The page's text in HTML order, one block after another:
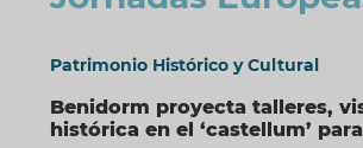
Patrimonio Histórico y Cultural
Benidorm proyecta talleres,
histórica en el ‘castellum’